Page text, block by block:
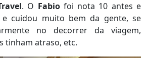
. O Fabio foi nota 10 antes e
cuidou muito bem da gente, se
no decorrer da viagem,
tinham atraso, etc.